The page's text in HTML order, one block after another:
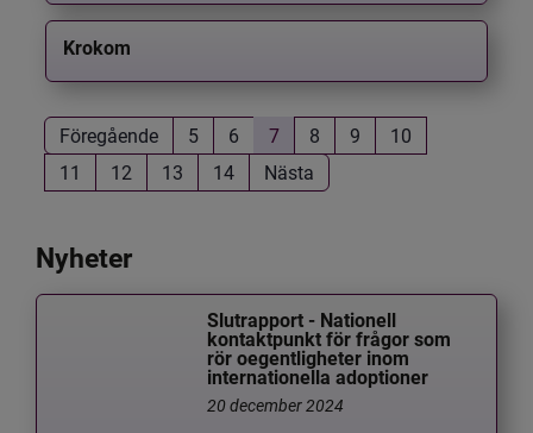
Krokom
Föregående 5 6 7 8 9
10
11
12 13 14 Nästa
Nyheter
Slutrapport - Nationell
kontaktpunkt för frågor som
rör oegentligheter inom
internationella adoptioner
20 december 2024